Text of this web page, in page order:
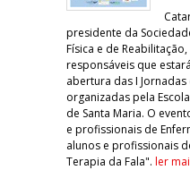
presidente da
Física e de
responsáveis que
abertura das I
organizadas pela
de Santa Maria. O
e profissionais de
alunos e profissionais
Terapia da Fala". ler